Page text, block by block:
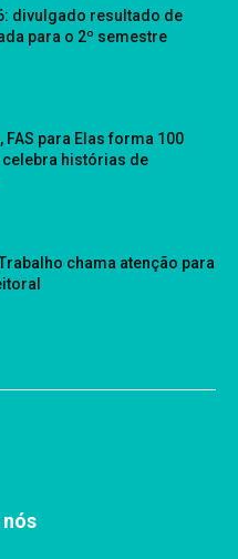
divulgado resultado de
para o 2º semestre
FAS para Elas forma 100
celebra histórias de
chama atenção para